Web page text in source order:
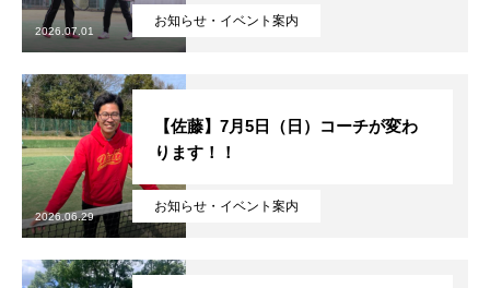
お知らせ・イベント案内
2026.07.01
お知らせ・イベント案内
【佐藤】7月5日（日）コーチが変わ
ります！！
2026.06.29